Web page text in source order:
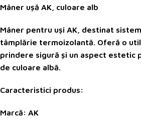
Mâner ușă AK, culoare alb
Mâner pentru uși AK , destinat
tâmplărie termoizolantă. Oferă o
prindere sigură și un aspect estetic
de culoare albă.
Caracteristici produs:
Marcă: AK